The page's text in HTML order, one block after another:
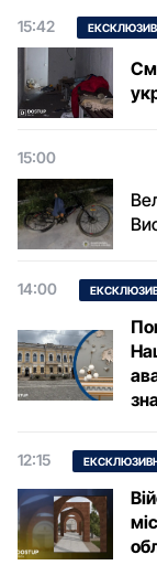
15:42
15:00
14:00
12:15